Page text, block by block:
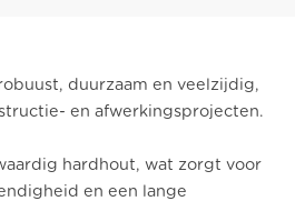
duurzaam en veelzijdig,
en afwerkingsprojecten.
hardhout, wat zorgt voor
en een lange